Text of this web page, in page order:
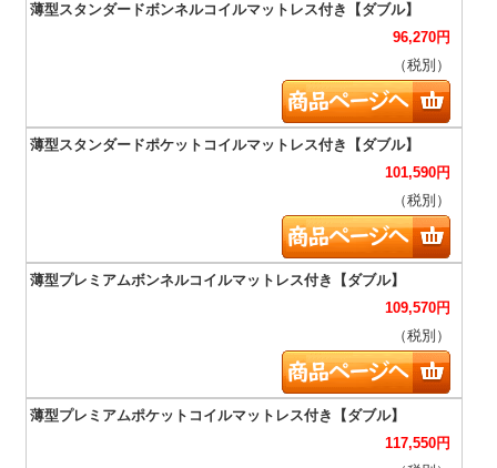
96,270円
（税別）
101,590円
（税別）
109,570円
（税別）
117,550円